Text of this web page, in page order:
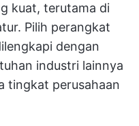
kuat, terutama di
Pilih perangkat
dengan
industri lainnya
tingkat perusahaan